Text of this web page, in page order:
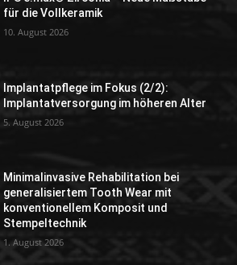
für die Vollkeramik
10. August 2026
Implantatpflege im Fokus (2/2):
Implantatversorgung im höheren Alter
5. August 2026
Minimalinvasive Rehabilitation bei
generalisiertem Tooth Wear mit
konventionellem Komposit und
Stempeltechnik
1. August 2026